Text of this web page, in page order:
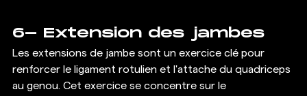
6- Extension des jambes
Les extensions de jambe sont un exercice clé pour
renforcer le ligament rotulien et l'attache du quadriceps
au genou. Cet exercice se concentre sur le